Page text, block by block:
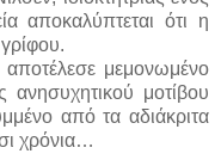
αποκαλύπτεται ότι η
αποτέλεσε μεμονωμένο
ανησυχητικού μοτίβου
από τα αδιάκριτα
χρόνια…